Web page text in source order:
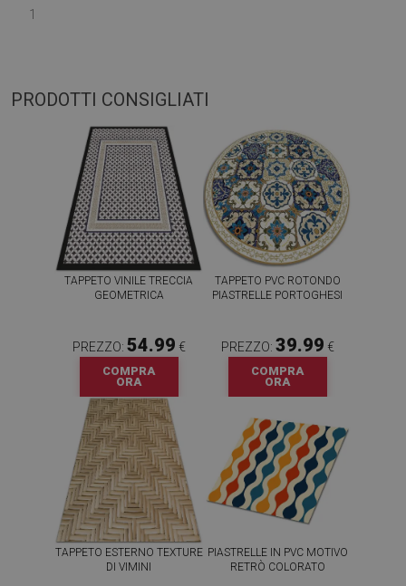
1
PRODOTTI CONSIGLIATI
TAPPETO VINILE TRECCIA
GEOMETRICA
PREZZO: 54.99 €
COMPRA
ORA
TAPPETO PVC ROTONDO
PIASTRELLE PORTOGHESI
PREZZO: 39.99 €
COMPRA
ORA
TAPPETO ESTERNO TEXTURE
DI VIMINI
PIASTRELLE IN PVC MOTIVO
RETRÒ COLORATO